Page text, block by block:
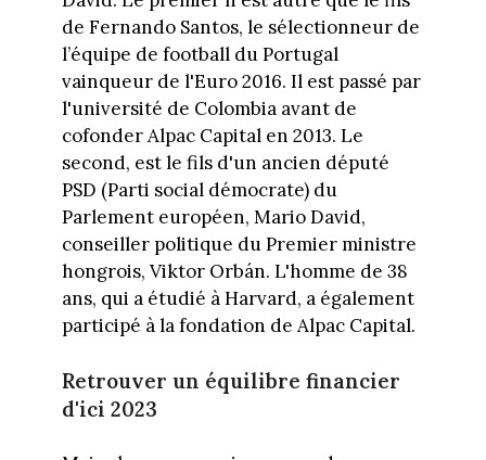
de Fernando Santos, le sélectionneur de
l’équipe de football du Portugal
vainqueur de l'Euro 2016. Il est passé par
l'université de Colombia avant de
cofonder Alpac Capital en 2013. Le
second, est le fils d'un ancien député
PSD (Parti social démocrate) du
Parlement européen, Mario David,
conseiller politique du Premier ministre
hongrois, Viktor Orbán. L'homme de 38
ans, qui a étudié à Harvard, a également
participé à la fondation de Alpac Capital.
Retrouver un équilibre financier
d'ici 2023